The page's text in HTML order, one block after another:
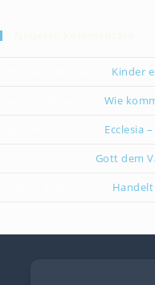
Kinder
Wie
Ecclesia
Gott dem